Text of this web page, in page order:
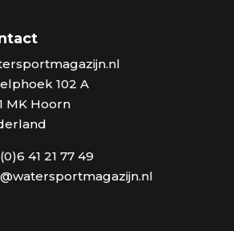
102 A
MK Hoorn
41 21 77 49